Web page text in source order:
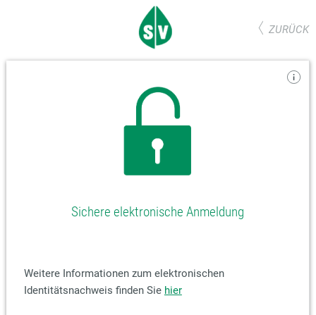
ZURÜCK
Sichere elektronische Anmeldung
Weitere Informationen zum elektronischen
Identitätsnachweis finden Sie hier